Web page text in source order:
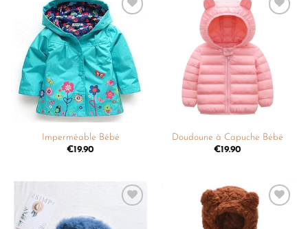
Ajouter
à la
liste de
souhaits
Imperméable Bébé
€19.90
souhaits
Doudoune à Capuche Bébé
€19.90